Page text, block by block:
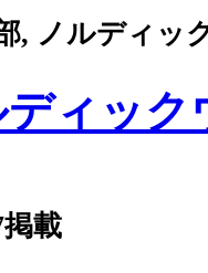
, ノルディッ
ディッ
掲載